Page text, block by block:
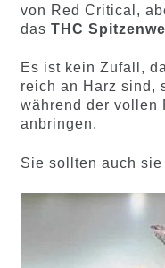
von Red Critical,
das THC
Es ist kein Zufall,
reich an Harz sind,
während der vollen
anbringen.
Sie sollten auch